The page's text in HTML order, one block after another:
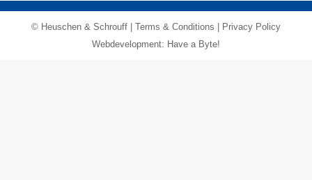
© Heuschen & Schrouff | Terms & Conditions
Privacy Policy
Webdevelopment: Have a Byte!